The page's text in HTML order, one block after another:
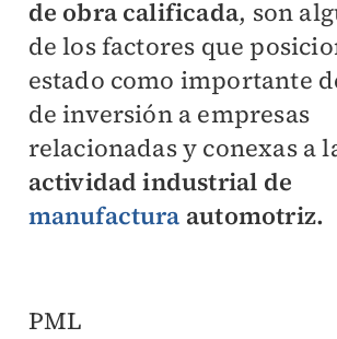
de obra calificada, son
de los factores que
estado como importante
de inversión a empresas
relacionadas y conexas a
actividad industrial de
manufactura automotriz.
PML